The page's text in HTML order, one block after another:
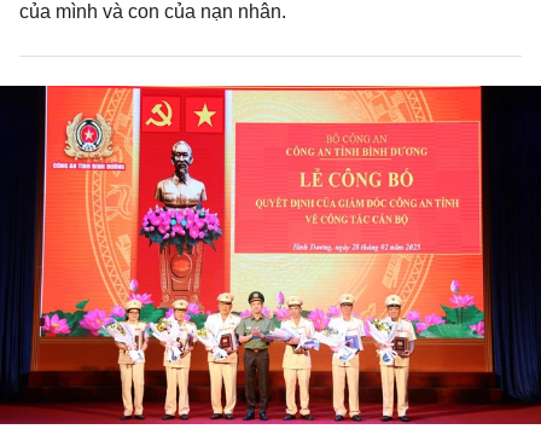
của mình và con của nạn nhân.